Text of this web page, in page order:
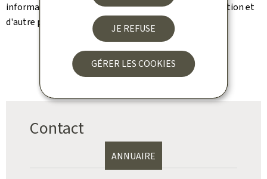
JE REFUSE
GÉRER LES COOKIES
informations pertinentes, conformes sur l'administration et
d'autre part, d'en promouvoir ses actions.
Contact
ANNUAIRE